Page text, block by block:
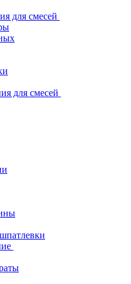
для смесей
для смесей